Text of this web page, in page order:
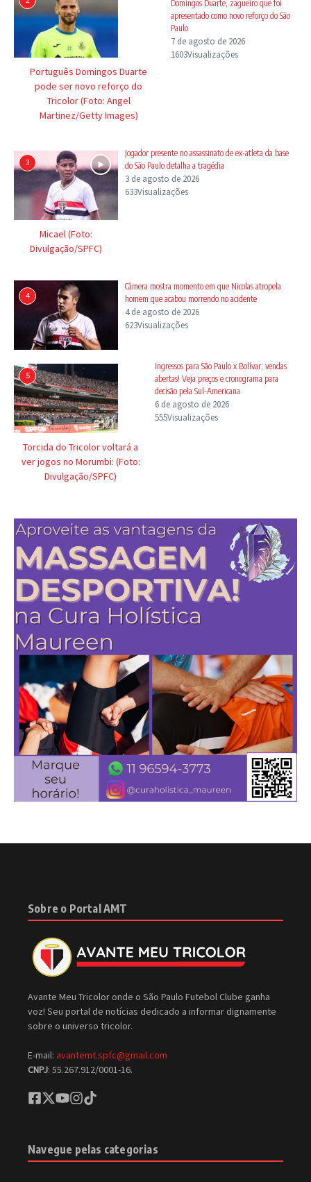
Português Domingos Duarte
pode ser novo reforço do
Tricolor (Foto: Angel
Martinez/Getty Images)
Domingos Duarte, zagueiro que foi
apresentado como novo reforço do São
Paulo
7 de agosto de 2026
1603Visualizações
3
Micael (Foto:
Divulgação/SPFC)
Jogador presente no assassinato de ex-atleta da base
do São Paulo detalha a tragédia
3 de agosto de 2026
633Visualizações
4
Câmera mostra momento em que Nicolas atropela
homem que acabou morrendo no acidente
4 de agosto de 2026
623Visualizações
5
Torcida do Tricolor voltará a
ver jogos no Morumbi: (Foto:
Divulgação/SPFC)
Ingressos para São Paulo x Bolívar: vendas
abertas! Veja preços e cronograma para
decisão pela Sul-Americana
6 de agosto de 2026
555Visualizações
Sobre o Portal AMT
Avante Meu Tricolor onde o São Paulo Futebol Clube ganha
voz! Seu portal de notícias dedicado a informar dignamente
sobre o universo tricolor.
E-mail: avantemt.spfc@gmail.com
CNPJ: 55.267.912/0001-16.
Navegue pelas categorias